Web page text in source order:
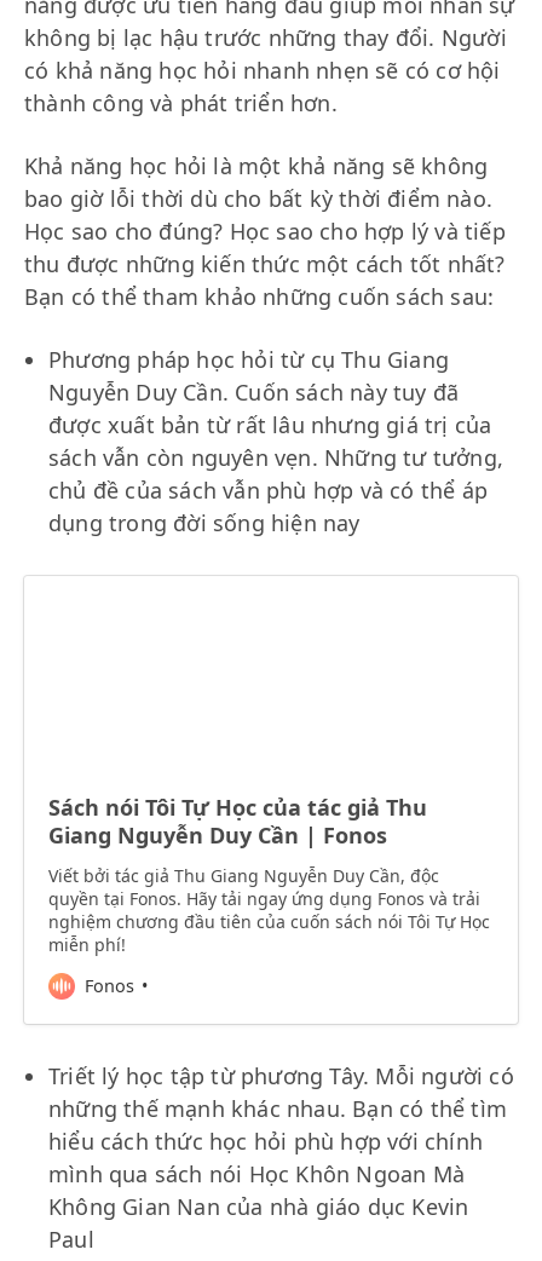
không bị lạc hậu trước những thay đổi. Người
có khả năng học hỏi nhanh nhẹn sẽ có cơ hội
thành công và phát triển hơn.
Khả năng học hỏi là một khả năng sẽ không
bao giờ lỗi thời dù cho bất kỳ thời điểm nào.
Học sao cho đúng? Học sao cho hợp lý và tiếp
thu được những kiến thức một cách tốt nhất?
Bạn có thể tham khảo những cuốn sách sau:
Phương pháp học hỏi từ cụ Thu Giang
Nguyễn Duy Cần. Cuốn sách này tuy đã
được xuất bản từ rất lâu nhưng giá trị của
sách vẫn còn nguyên vẹn. Những tư tưởng,
chủ đề của sách vẫn phù hợp và có thể áp
dụng trong đời sống hiện nay
Sách nói Tôi Tự Học của tác giả Thu
Giang Nguyễn Duy Cần | Fonos
Viết bởi tác giả Thu Giang Nguyễn Duy Cần, độc
quyền tại Fonos. Hãy tải ngay ứng dụng Fonos và trải
nghiệm chương đầu tiên của cuốn sách nói Tôi Tự Học
miễn phí!
Fonos
Triết lý học tập từ phương Tây. Mỗi người có
những thế mạnh khác nhau. Bạn có thể tìm
hiểu cách thức học hỏi phù hợp với chính
mình qua sách nói Học Khôn Ngoan Mà
Không Gian Nan của nhà giáo dục Kevin
Paul